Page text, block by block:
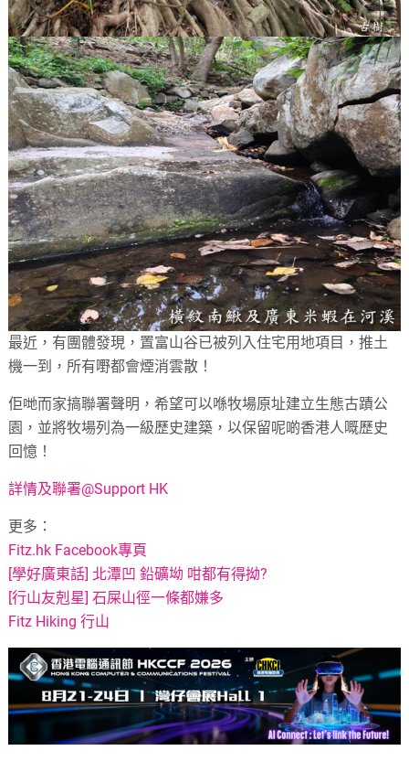
最近，有團體發現，置富山谷已被列入住宅用地項目，推土
機一到，所有嘢都會煙消雲散！
佢哋而家搞聯署聲明，希望可以喺牧場原址建立生態古蹟公
園，並將牧場列為一級歷史建築，以保留呢啲香港人嘅歷史
回憶！
詳情及聯署@Support HK
更多：
Fitz.hk Facebook專頁
[學好廣東話] 北潭凹 鉛礦坳 咁都有得拗?
[行山友剋星] 石屎山徑一條都嫌多
Fitz Hiking 行山